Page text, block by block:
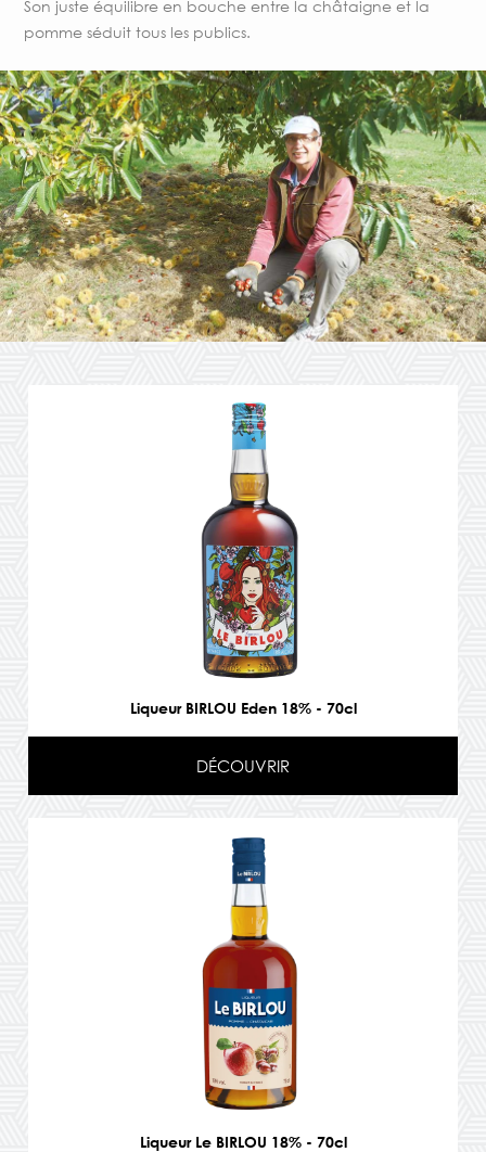
Son juste équilibre en bouche entre la châtaigne et la
pomme séduit tous les publics.
Liqueur BIRLOU Eden 18% - 70cl
DÉCOUVRIR
Liqueur Le BIRLOU 18% - 70cl